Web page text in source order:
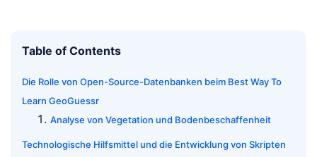
Table of Contents
Die Rolle von Open-Source-Datenbanken beim Best Way To
Learn GeoGuessr
Analyse von Vegetation und Bodenbeschaffenheit
Technologische Hilfsmittel und die Entwicklung von Skripten